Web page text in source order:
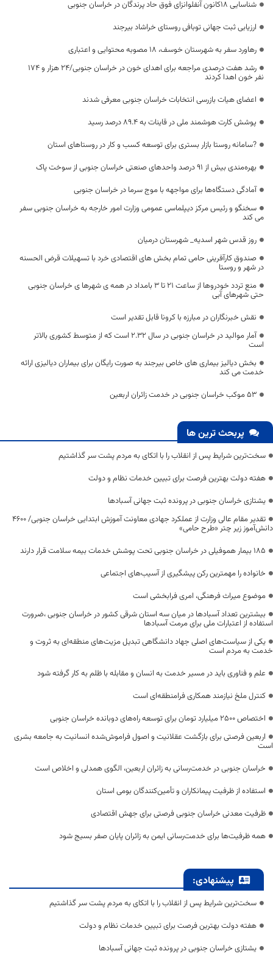
شناسایی ۱۸کانون آنفلوانزای فوق حاد پرندگان در خراسان جنوبی
ارزیابی ثبت جهانی توبافی روستای خراشاد بیرجند
رهاورد سفر به شهرستان خوسف، ۱۸ مصوبه محتوایی و اعتباری
رشد هفت درصدی مراجعه برای اهدای خون در خراسان جنوبی/۲۴ هزار و ۱۷۴
نفر خون اهدا کردند
اعضای هیات بازرسی انتخابات خراسان جنوبی معرفی شدند
پوشش کارت هوشمند ملی در قاینات به ۸۹.۴ درصد رسید
?سامانه روستا بازار بستری برای توسعه کسب و کار در روستاهای استان
بهره‌مندی بیش از ۹۱ درصد واحدهای صنعتی خراسان جنوبی از سوخت پاک
آمادگی دستگاه‌ها برای مواجهه با موج سرما در خراسان جنوبی
سخنگو و رئیس مرکز دیپلماسی عمومی وزارت امور خارجه به خراسان جنوبی سفر
می کند
روز قدس شهر اسدیه_ شهرستان درمیان
صندوق کارآفرینی حامی تمام بخش های اقتصادی خرد با تسهیلات قرض الحسنه
در شهر و روستا
منع تردد خودروها از ساعت 21 تا 3 بامداد در همه ی شهرها ی خراسان جنوبی
حتی شهرهای آبی
نقش خبرنگاران در مبارزه با کرونا قابل تقدیر است
آمار موالید در خراسان جنوبی در سال ۲.۳۲ است که از متوسط کشوری بالاتر
است
بخش دیالیز بیماری های خاص بیرجند به صورت رایگان برای بیماران دیالیزی ارائه
خدمت می کند
53 موکب خراسان جنوبی در خدمت زائران اربعین
پربحث ترین ها
سخت‌ترین شرایط پس از انقلاب را با اتکای به مردم پشت سر گذاشتیم
هفته دولت بهترین فرصت برای تبیین خدمات نظام و دولت
یشتازی خراسان جنوبی در پرونده ثبت جهانی آسبادها
تقدیر مقام عالی وزارت از عملکرد جهادی معاونت آموزش ابتدایی خراسان جنوبی/ ۴۶۰۰
دانش‌آموز زیر چتر «طرح حامی»
۱۸۵ بیمار هموفیلی در خراسان جنوبی تحت پوشش خدمات بیمه سلامت قرار دارند
خانواده را مهمترین رکن پیشگیری از آسیب‌های اجتماعی
موضوع میراث فرهنگی، امری فرابخشی است
بیشترین تعداد آسبادها در میان سه استان شرقی کشور در خراسان جنوبی ،ضرورت
استفاده از اعتبارات ملی برای مرمت آسبادها
یکی از سیاست‌های اصلی جهاد دانشگاهی تبدیل مزیت‌های منطقه‌ای به ثروت و
خدمت به مردم است
علم و فناوری باید در مسیر خدمت به انسان و مقابله با ظلم به کار گرفته شود
کنترل ملخ نیازمند همکاری فرامنطقه‌ای است
اختصاص 2500 میلیارد تومان برای توسعه راه‌های دوبانده خراسان جنوبی
اربعین فرصتی برای بازگشت عقلانیت و اصول فراموش‌شده انسانیت به جامعه بشری
است
خراسان جنوبی در خدمت‌رسانی به زائران اربعین، الگوی همدلی و اخلاص است
استفاده از ظرفیت پیمانکاران و تأمین‌کنندگان بومی استان
ظرفیت معدنی خراسان جنوبی فرصتی برای جهش اقتصادی
همه ظرفیت‌ها برای خدمت‌رسانی ایمن به زائران پایان صفر بسیج شود
پیشنهادی:
سخت‌ترین شرایط پس از انقلاب را با اتکای به مردم پشت سر گذاشتیم
هفته دولت بهترین فرصت برای تبیین خدمات نظام و دولت
یشتازی خراسان جنوبی در پرونده ثبت جهانی آسبادها